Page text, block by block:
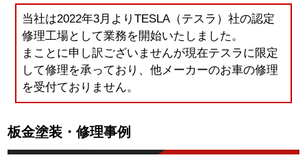
当社は2022年3月よりTESLA（テスラ）社の認定
修理工場として業務を開始いたしました。
まことに申し訳ございませんが現在テスラに限定
して修理を承っており、他メーカーのお車の修理
を受付ておりません。
板金塗装・修理事例